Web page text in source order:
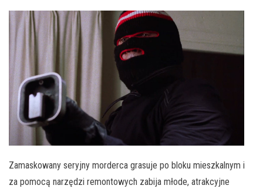
Zamaskowany seryjny morderca grasuje po bloku mieszkalnym i
za pomocą narzędzi remontowych zabija młode, atrakcyjne